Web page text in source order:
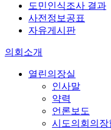
도민인식조사 결과
사전정보공표
자유게시판
의회소개
열린의장실
인사말
약력
언론보도
시도의회의장